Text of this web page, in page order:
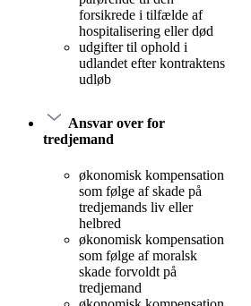
forsikrede i tilfælde af
hospitalisering eller død
udgifter til ophold i
udlandet efter kontraktens
udløb
Ansvar over for
tredjemand
økonomisk kompensation
som følge af skade på
tredjemands liv eller
helbred
økonomisk kompensation
som følge af moralsk
skade forvoldt på
tredjemand